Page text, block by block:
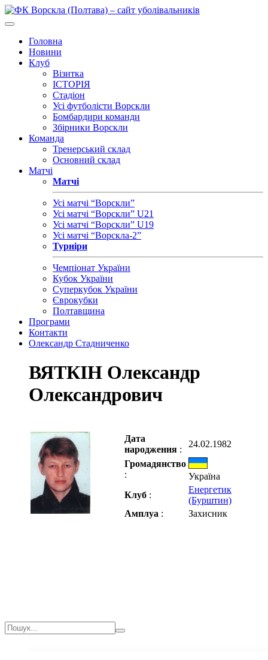
Головна
Новини
Клуб
Візитка
ІСТОРІЯ
Стадіон
Усі футболісти Ворскли
Бомбардири команди
Збірники Ворскли
Команда
Тренерський склад
Основний склад
Матчі
Матчі
Усі матчі “Ворскли”
Усі матчі “Ворскли” U21
Усі матчі “Ворскли” U19
Усі матчі “Ворскла-2”
Турніри
Чемпіонат України
Кубок України
Суперкубок України
Єврокубки
Полтавщина
Програми
Контакти
Олександр Стадниченко
ВЯТКІН Олександр
Олександрович
Дата
народження :
24.02.1982
Громадянство
:
Україна
Клуб :
Енергетик
(Бурштин)
Амплуа : Захисник